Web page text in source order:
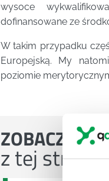
wysoce
dofinansowane ze
W takim przypadku
Europejską. My
poziomie
ZOBACZ
z tej strefy